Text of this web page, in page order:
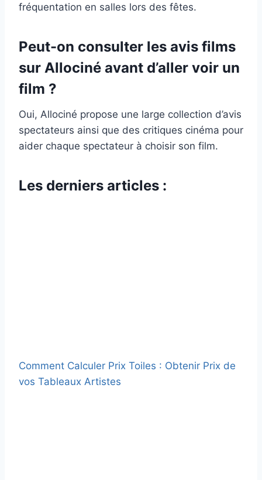
fréquentation en salles lors des fêtes.
Peut-on consulter les avis films
sur Allociné avant d’aller voir un
film ?
Oui, Allociné propose une large collection d’avis
spectateurs ainsi que des critiques cinéma pour
aider chaque spectateur à choisir son film.
Les derniers articles :
Comment Calculer Prix Toiles : Obtenir Prix de
vos Tableaux Artistes